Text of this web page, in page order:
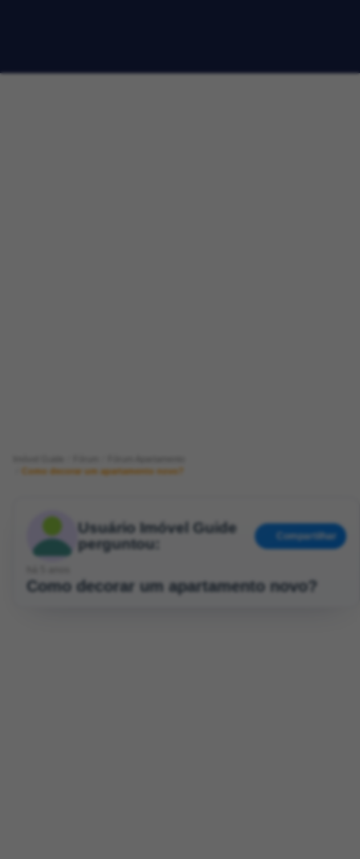
Como decorar um apartamento novo?
Usuário Imóvel Guide
perguntou:
Compartilhar
Como decorar um apartamento novo?